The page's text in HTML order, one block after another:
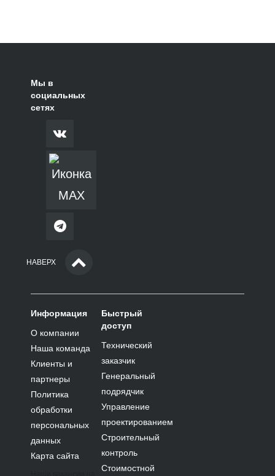
Мы в
социальных
сетях
НАВЕРХ
Информация
О компании
Наша команда
Клиенты и
партнеры
Политика
обработки
персональных
данных
Карта сайта
Быстрый
доступ
Технический
заказчик
Генеральный
подрядчик
Управление
проектированием
Строительный
контроль
Стоимостной